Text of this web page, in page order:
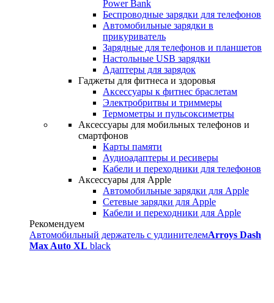
Power Bank
Беспроводные зарядки для телефонов
Автомобильные зарядки в
прикуриватель
Зарядные для телефонов и планшетов
Настольные USB зарядки
Адаптеры для зарядок
Гаджеты для фитнеса и здоровья
Аксессуары к фитнес браслетам
Электробритвы и триммеры
Термометры и пульсоксиметры
Аксессуары для мобильных телефонов и
смартфонов
Карты памяти
Аудиоадаптеры и ресиверы
Кабели и переходники для телефонов
Аксессуары для Apple
Автомобильные зарядки для Apple
Сетевые зарядки для Apple
Кабели и переходники для Apple
Рекомендуем
Автомобильный держатель с удлинителемArroys Dash
Max Auto XL black